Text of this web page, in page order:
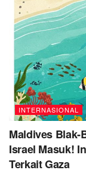
INTERNASIONAL
Maldives Blak-
Israel Masuk!
Terkait Gaza